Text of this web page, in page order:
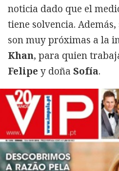
noticia dado que el
tiene solvencia.
son muy próximas a la
Khan, para quien
Felipe y doña Sofía.